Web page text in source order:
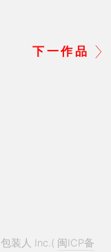
下一作品
装人 Inc.( 闽ICP备